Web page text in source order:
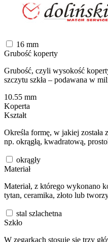
16 mm
Grubość koperty
Grubość, czyli wysokość
szczytu szkła – podawana w
10.55 mm
Koperta
Kształt
Określa formę, w jakiej została
np. okrągłą, kwadratową,
okrągły
Materiał
Materiał, z którego wykonano
tytan, ceramika, złoto lub
stal szlachetna
Szkło
W zegarkach stosuje się trzy